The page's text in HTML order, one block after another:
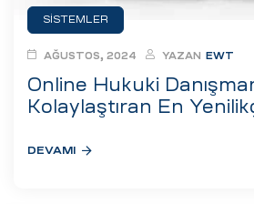
SISTEMLER
Online Hukuki
Kolaylaştıran En
AĞUSTOS, 2024 YAZAN EWT
DEVAMI